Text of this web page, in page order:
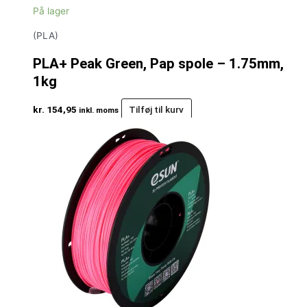
På lager
(PLA)
PLA+ Peak Green, Pap spole – 1.75mm,
1kg
kr. 154,95 inkl. moms Tilføj til kurv